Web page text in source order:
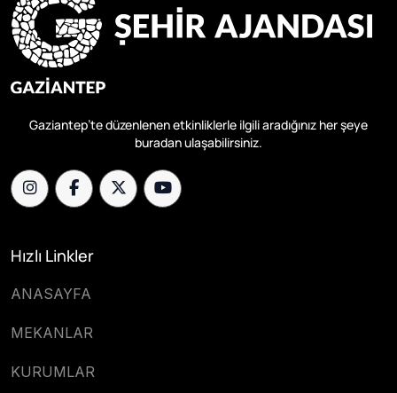
Gaziantep’te düzenlenen etkinliklerle ilgili aradığınız her şeye
buradan ulaşabilirsiniz.
Hızlı Linkler
ANASAYFA
MEKANLAR
KURUMLAR